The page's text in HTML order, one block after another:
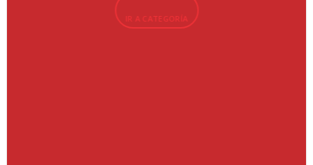
IR A CATEGORÍA